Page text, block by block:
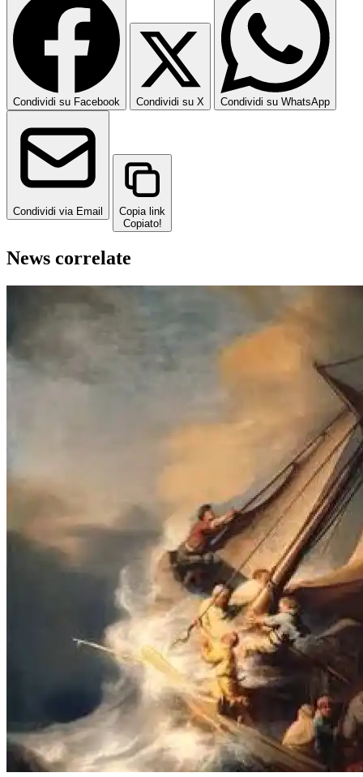
Condividi su Facebook Condividi su X Condividi su WhatsApp
Condividi via Email
Copia link
Copiato!
News correlate